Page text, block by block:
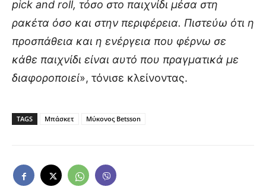
pick and roll, τόσο στο παιχνίδι μέσα στη
ρακέτα όσο και στην περιφέρεια. Πιστεύω ότι η
προσπάθεια και η ενέργεια που φέρνω σε
κάθε παιχνίδι είναι αυτό που πραγματικά με
διαφοροποιεί», τόνισε κλείνοντας.
TAGS Μπάσκετ Μύκονος Betsson